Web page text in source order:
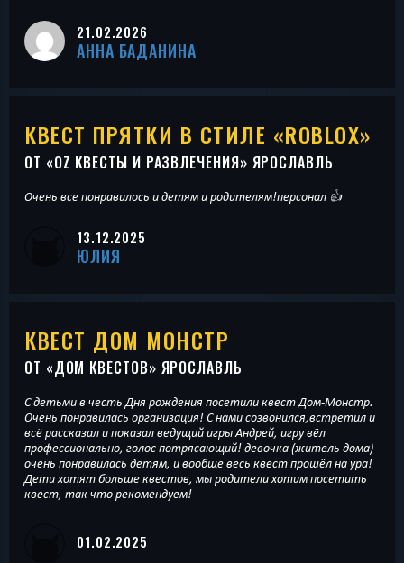
21.02.2026
АННА БАДАНИНА
КВЕСТ ПРЯТКИ В СТИЛЕ «ROBLOX»
ОТ «OZ КВЕСТЫ И РАЗВЛЕЧЕНИЯ» ЯРОСЛАВЛЬ
Очень все понравилось и детям и родителям!персонал 👍
13.12.2025
ЮЛИЯ
КВЕСТ ДОМ МОНСТР
ОТ «ДОМ КВЕСТОВ» ЯРОСЛАВЛЬ
С детьми в честь Дня рождения посетили квест Дом-Монстр.
Очень понравилась организация! С нами созвонился,встретил и
всё рассказал и показал ведущий игры Андрей, игру вёл
профессионально, голос потрясающий! девочка (житель дома)
очень понравилась детям, и вообще весь квест прошёл на ура!
Дети хотят больше квестов, мы родители хотим посетить
квест, так что рекомендуем!
01.02.2025